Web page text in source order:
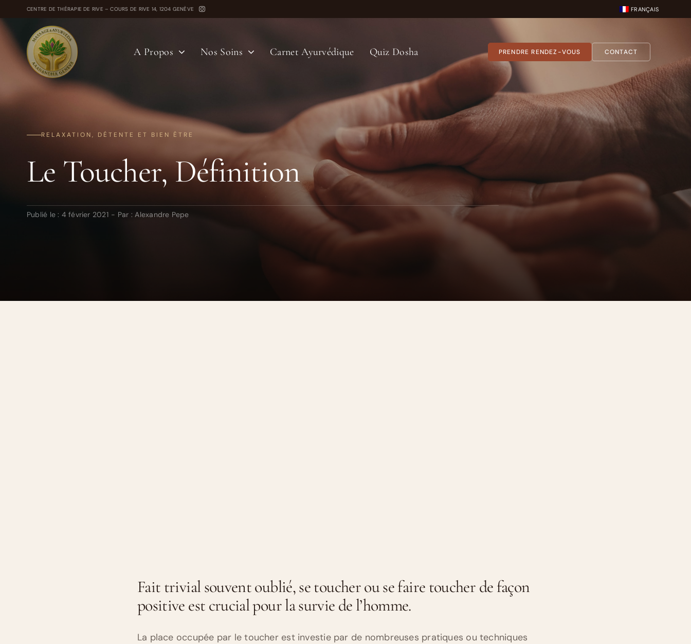
au
contenu
CENTRE DE THÉRAPIE DE RIVE – COURS DE RIVE 14, 1204 GENÈVE FRANÇAIS
A Propos Nos Soins Carnet Ayurvédique Quiz Dosha PRENDRE RENDEZ-VOUS CONTACT
RELAXATION, DÉTENTE ET BIEN ÊTRE
Le Toucher, Définition
Publié le : 4 février 2021 - Par :Alexandre Pepe
Fait trivial souvent oublié, se toucher ou se faire toucher de façon
positive est crucial pour la survie de l’homme.
La place occupée par le toucher est investie par de nombreuses pratiques ou techniques